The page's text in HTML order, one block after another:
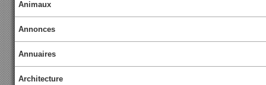
Animaux
Annonces
Annuaires
Architecture